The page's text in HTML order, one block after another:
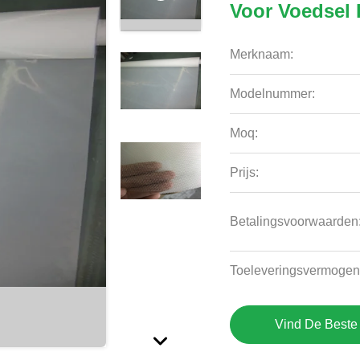
Voor Voedsel
Merknaam:
Modelnummer:
Moq:
Prijs:
Vind De